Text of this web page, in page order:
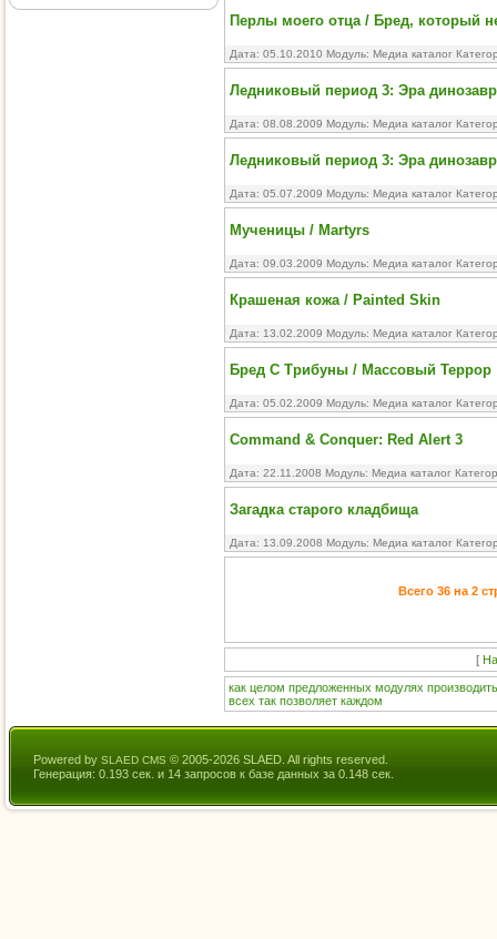
Перлы моего отца / Бред, который
Дата: 05.10.2010 Модуль: Медиа каталог
Ледниковый период 3: Эра
Дата: 08.08.2009 Модуль: Медиа каталог
Ледниковый период 3: Эра
Дата: 05.07.2009 Модуль: Медиа каталог
Мученицы / Martyrs
Дата: 09.03.2009 Модуль: Медиа каталог
Крашеная кожа / Painted Skin
Дата: 13.02.2009 Модуль: Медиа каталог
Бред С Трибуны / Массовый Террор
Дата: 05.02.2009 Модуль: Медиа каталог
Command & Conquer: Red Alert 3
Дата: 22.11.2008 Модуль: Медиа каталог
Загадка старого кладбища
Дата: 13.09.2008 Модуль: Медиа каталог
Всего 36 на 2
[
как целом предложенных модулях производить
всех так позволяет каждом
Powered by SLAED CMS © 2005-2026 SLAED. All rights reserved.
Генерация: 0.193 сек. и 14 запросов к базе данных за 0.148 сек.